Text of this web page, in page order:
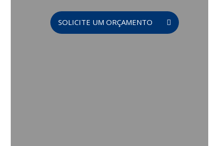
SOLICITE UM ORÇAMENTO